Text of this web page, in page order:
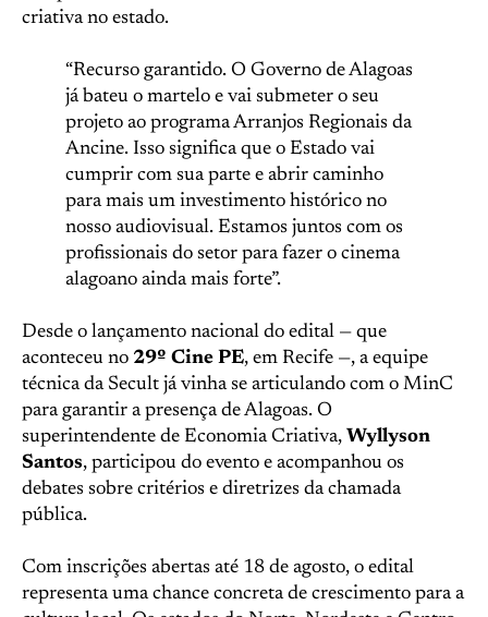
criativa no estado.
“Recurso garantido. O Governo de Alagoas
já bateu o martelo e vai submeter o seu
projeto ao programa Arranjos Regionais da
Ancine. Isso significa que o Estado vai
cumprir com sua parte e abrir caminho
para mais um investimento histórico no
nosso audiovisual. Estamos juntos com os
profissionais do setor para fazer o cinema
alagoano ainda mais forte”.
Desde o lançamento nacional do edital — que
aconteceu no 29º Cine PE, em Recife —, a equipe
técnica da Secult já vinha se articulando com o MinC
para garantir a presença de Alagoas. O
superintendente de Economia Criativa, Wyllyson
Santos, participou do evento e acompanhou os
debates sobre critérios e diretrizes da chamada
pública.
Com inscrições abertas até 18 de agosto, o edital
representa uma chance concreta de crescimento para a